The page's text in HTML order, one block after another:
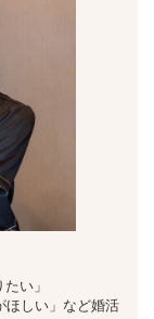
い」
ほしい」など婚活